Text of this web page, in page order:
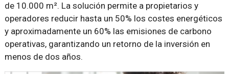
de 10.000 m². La solución permite a propietarios y
operadores reducir hasta un 50% los costes energéticos
y aproximadamente un 60% las emisiones de carbono
operativas, garantizando un retorno de la inversión en
menos de dos años.